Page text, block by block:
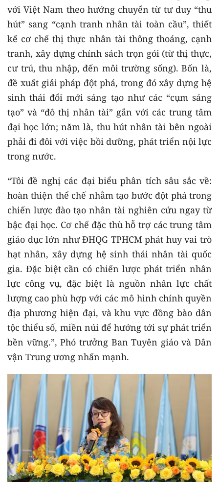
với Việt Nam theo hướng chuyển từ tư duy “thu
hút” sang “cạnh tranh nhân tài toàn cầu”, thiết
kế cơ chế thị thực nhân tài thông thoáng, cạnh
tranh, xây dựng chính sách trọn gói (từ thị thực,
cư trú, thu nhập, đến môi trường sống). Bốn là,
đề xuất giải pháp đột phá, trong đó xây dựng hệ
sinh thái đổi mới sáng tạo như các “cụm sáng
tạo” và “đô thị nhân tài” gắn với các trung tâm
đại học lớn; năm là, thu hút nhân tài bên ngoài
phải đi đôi với việc bồi dưỡng, phát triển nội lực
trong nước.
“Tôi đề nghị các đại biểu phân tích sâu sắc về:
hoàn thiện thể chế nhằm tạo bước đột phá trong
chiến lược đào tạo nhân tài nghiên cứu ngay từ
bậc đại học. Cơ chế đặc thù hỗ trợ các trung tâm
giáo dục lớn như ĐHQG TPHCM phát huy vai trò
hạt nhân, xây dựng hệ sinh thái nhân tài quốc
gia. Đặc biệt cần có chiến lược phát triển nhân
lực công vụ, đặc biệt là nguồn nhân lực chất
lượng cao phù hợp với các mô hình chính quyền
địa phương hiện đại, và khu vực đồng bào dân
tộc thiểu số, miền núi để hướng tới sự phát triển
bền vững.”, Phó trưởng Ban Tuyên giáo và Dân
vận Trung ương nhấn mạnh.